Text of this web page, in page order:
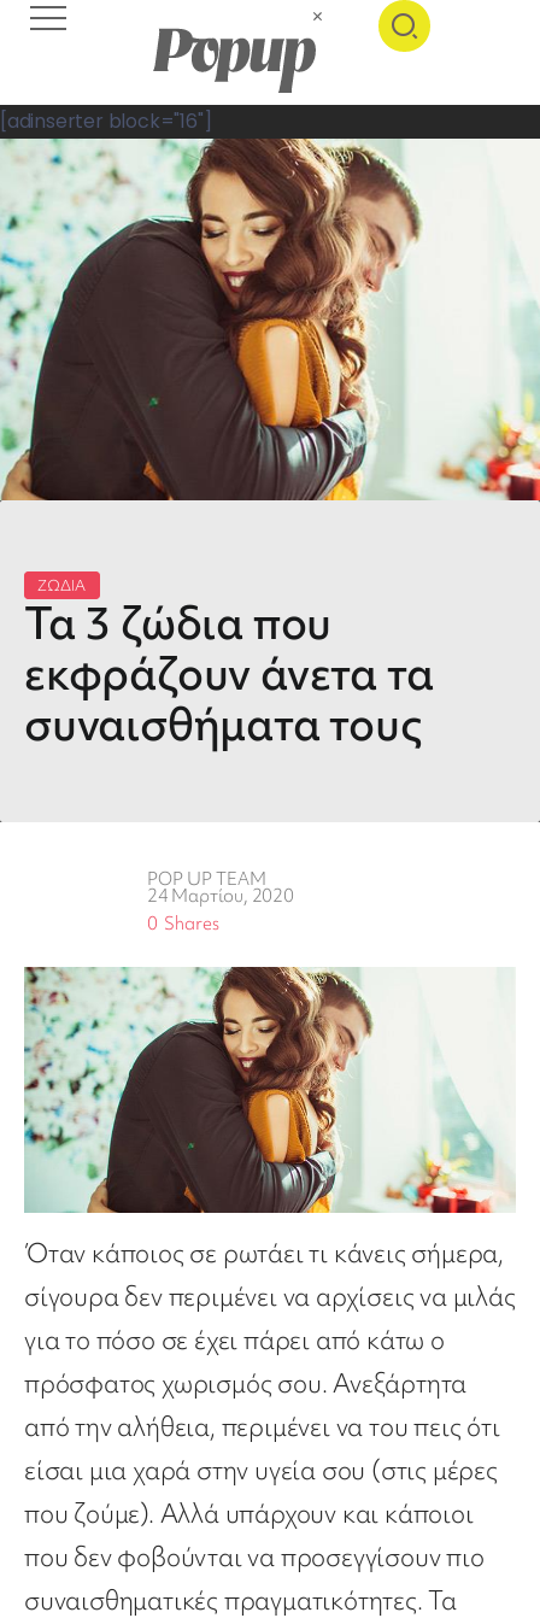
[adinserter block="16"]
ΖΩΔΙΑ
Τα 3 ζώδια που
εκφράζουν άνετα τα
συναισθήματα τους
POP UP TEAM
24 Μαρτίου, 2020
Shares
0
Όταν κάποιος σε ρωτάει τι κάνεις σήμερα,
σίγουρα δεν περιμένει να αρχίσεις να μιλάς
για το πόσο σε έχει πάρει από κάτω ο
πρόσφατος χωρισμός σου. Ανεξάρτητα
από την αλήθεια, περιμένει να του πεις ότι
είσαι μια χαρά στην υγεία σου (στις μέρες
που ζούμε). Αλλά υπάρχουν και κάποιοι
που δεν φοβούνται να προσεγγίσουν πιο
συναισθηματικές πραγματικότητες. Τα